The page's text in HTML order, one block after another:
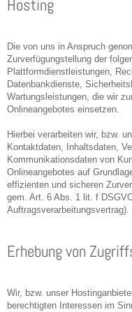
Hosting
Die von uns in Anspruch
Zurverfügungstellung der
Plattformdienstleistungen,
Datenbankdienste,
Wartungsleistungen, die wir
Onlineangebotes einsetzen.
Hierbei verarbeiten wir, bzw.
Kontaktdaten, Inhaltsdaten,
Kommunikationsdaten von
Onlineangebotes auf
effizienten und sicheren
gem. Art. 6 Abs. 1 lit. f
Auftragsverarbeitungsvertrag).
Erhebung von
Wir, bzw. unser
berechtigten Interessen im